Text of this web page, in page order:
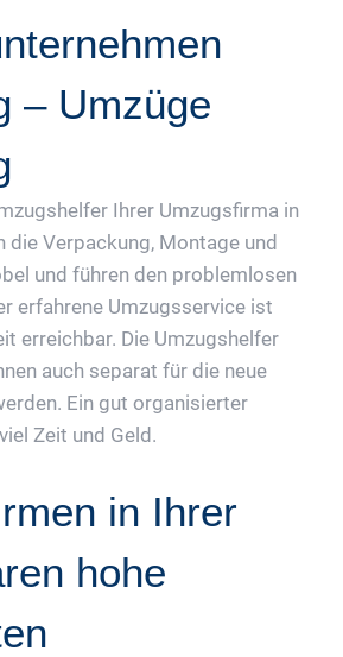
– Umzüge
Ihrer Umzugsfirma in
die Verpackung, Montage und
und führen den problemlosen
erfahrene Umzugsservice ist
erreichbar. Die Umzugshelfer
auch separat für die neue
Ein gut organisierter
Zeit und Geld.
in Ihrer
hohe